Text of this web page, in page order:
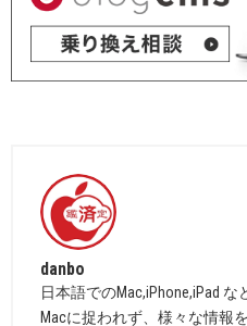
danbo
日本語でのMac,iPhone,iPad な
Macに捉われず、様々な情報